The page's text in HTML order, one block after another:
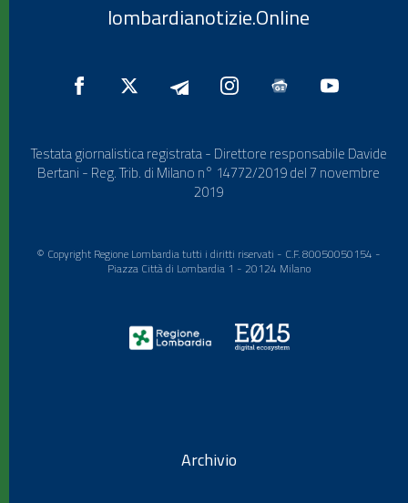
lombardianotizie.Online
Testata giornalistica registrata - Direttore responsabile Davide
Bertani - Reg. Trib. di Milano n° 14772/2019 del 7 novembre
2019
© Copyright Regione Lombardia tutti i diritti riservati - C.F. 80050050154 -
Piazza Città di Lombardia 1 - 20124 Milano
Archivio